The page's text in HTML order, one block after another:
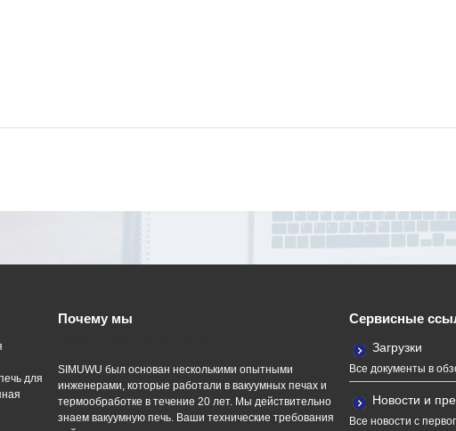
для
Почему мы
SIMUWU был основан несколькими опытными
инженерами, которые работали в вакуумных печах и
термообработке в течение 20 лет. Мы действительно
знаем вакуумную печь. Ваши технические требования
Сервисные
Загрузки
Все документы в
Новости и
Все новости с